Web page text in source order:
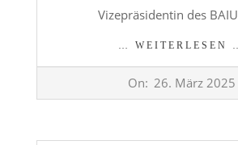
Vizepräsidentin des
… WEITERLESEN
On: 26. März 2025